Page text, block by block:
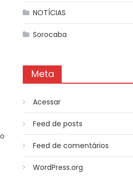
NOTÍCIAS
Sorocaba
Meta
Acessar
Feed de posts
Feed de comentários
WordPress.org